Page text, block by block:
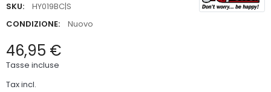
SKU:
HY019BC|S
CONDIZIONE:
Nuovo
46,95 €
Tasse incluse
Tax incl.